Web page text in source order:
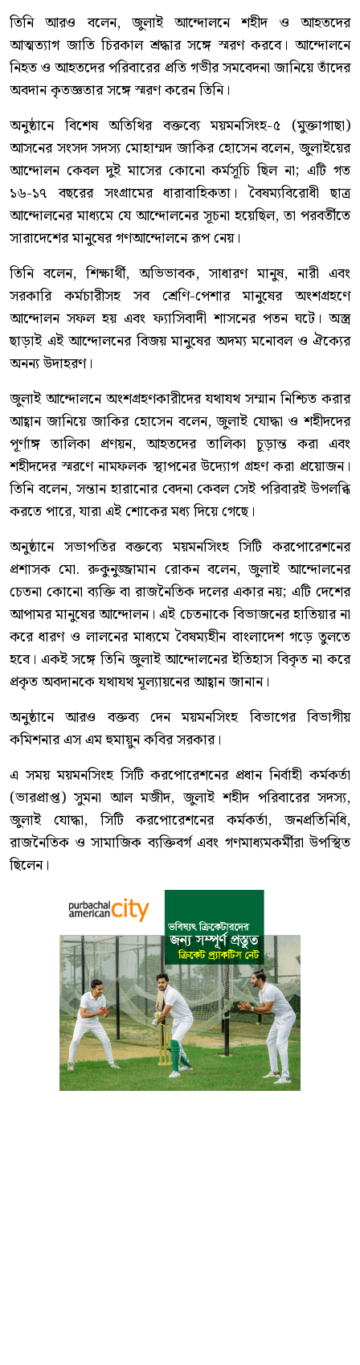
তিনি আরও বলেন, জুলাই আন্দোলনে শহীদ ও আহতদের
আত্মত্যাগ জাতি চিরকাল শ্রদ্ধার সঙ্গে স্মরণ করবে। আন্দোলনে
নিহত ও আহতদের পরিবারের প্রতি গভীর সমবেদনা জানিয়ে তাঁদের
অবদান কৃতজ্ঞতার সঙ্গে স্মরণ করেন তিনি।
অনুষ্ঠানে বিশেষ অতিথির বক্তব্যে ময়মনসিংহ-৫ (মুক্তাগাছা)
আসনের সংসদ সদস্য মোহাম্মদ জাকির হোসেন বলেন, জুলাইয়ের
আন্দোলন কেবল দুই মাসের কোনো কর্মসূচি ছিল না; এটি গত
১৬-১৭ বছরের সংগ্রামের ধারাবাহিকতা। বৈষম্যবিরোধী ছাত্র
আন্দোলনের মাধ্যমে যে আন্দোলনের সূচনা হয়েছিল, তা পরবর্তীতে
সারাদেশের মানুষের গণআন্দোলনে রূপ নেয়।
তিনি বলেন, শিক্ষার্থী, অভিভাবক, সাধারণ মানুষ, নারী এবং
সরকারি কর্মচারীসহ সব শ্রেণি-পেশার মানুষের অংশগ্রহণে
আন্দোলন সফল হয় এবং ফ্যাসিবাদী শাসনের পতন ঘটে। অস্ত্র
ছাড়াই এই আন্দোলনের বিজয় মানুষের অদম্য মনোবল ও ঐক্যের
অনন্য উদাহরণ।
জুলাই আন্দোলনে অংশগ্রহণকারীদের যথাযথ সম্মান নিশ্চিত করার
আহ্বান জানিয়ে জাকির হোসেন বলেন, জুলাই যোদ্ধা ও শহীদদের
পূর্ণাঙ্গ তালিকা প্রণয়ন, আহতদের তালিকা চূড়ান্ত করা এবং
শহীদদের স্মরণে নামফলক স্থাপনের উদ্যোগ গ্রহণ করা প্রয়োজন।
তিনি বলেন, সন্তান হারানোর বেদনা কেবল সেই পরিবারই উপলব্ধি
করতে পারে, যারা এই শোকের মধ্য দিয়ে গেছে।
অনুষ্ঠানে সভাপতির বক্তব্যে ময়মনসিংহ সিটি করপোরেশনের
প্রশাসক মো. রুকুনুজ্জামান রোকন বলেন, জুলাই আন্দোলনের
চেতনা কোনো ব্যক্তি বা রাজনৈতিক দলের একার নয়; এটি দেশের
আপামর মানুষের আন্দোলন। এই চেতনাকে বিভাজনের হাতিয়ার না
করে ধারণ ও লালনের মাধ্যমে বৈষম্যহীন বাংলাদেশ গড়ে তুলতে
হবে। একই সঙ্গে তিনি জুলাই আন্দোলনের ইতিহাস বিকৃত না করে
প্রকৃত অবদানকে যথাযথ মূল্যায়নের আহ্বান জানান।
অনুষ্ঠানে আরও বক্তব্য দেন ময়মনসিংহ বিভাগের বিভাগীয়
কমিশনার এস এম হুমায়ুন কবির সরকার।
এ সময় ময়মনসিংহ সিটি করপোরেশনের প্রধান নির্বাহী কর্মকর্তা
(ভারপ্রাপ্ত) সুমনা আল মজীদ, জুলাই শহীদ পরিবারের সদস্য,
জুলাই যোদ্ধা, সিটি করপোরেশনের কর্মকর্তা, জনপ্রতিনিধি,
রাজনৈতিক ও সামাজিক ব্যক্তিবর্গ এবং গণমাধ্যমকর্মীরা উপস্থিত
ছিলেন।